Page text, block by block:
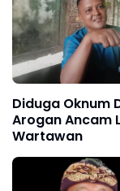
Diduga Oknum
Arogan Ancam
Wartawan